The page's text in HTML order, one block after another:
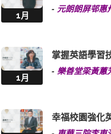
1月
- 元朗朗屏邨惠
1月
掌握英語學習
- 樂善堂梁黃蕙
幸福校園強化